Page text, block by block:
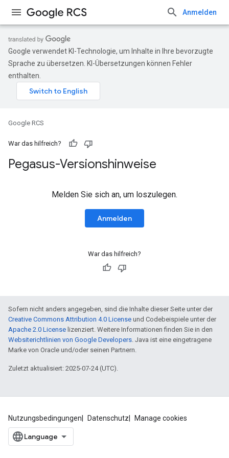
Anmelden
Google verwendet KI-Technologie, um Inhalte in Ihre bevorzugte
Sprache zu übersetzen. KI-Übersetzungen können Fehler
enthalten.
Google RCS
War das hilfreich?
Pegasus-Versionshinweise
Melden Sie sich an, um loszulegen.
Anmelden
War das hilfreich?
Sofern nicht anders angegeben, sind die Inhalte dieser Seite unter der
Creative Commons Attribution 4.0 License und Codebeispiele unter der
Apache 2.0 License lizenziert. Weitere Informationen finden Sie in den
Websiterichtlinien von Google Developers. Java ist eine eingetragene
Marke von Oracle und/oder seinen Partnern.
Zuletzt aktualisiert: 2025-07-24 (UTC).
Nutzungsbedingungen Datenschutz Manage cookies